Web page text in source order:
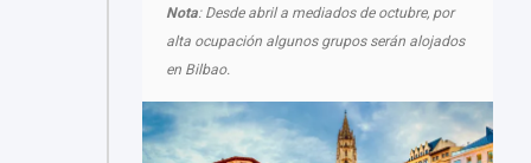
Nota: Desde abril a mediados de octubre, por
alta ocupación algunos grupos serán alojados
en Bilbao.